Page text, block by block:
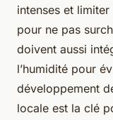
intenses et
pour ne pas
doivent aussi
l’humidité pour
développement
locale est la clé